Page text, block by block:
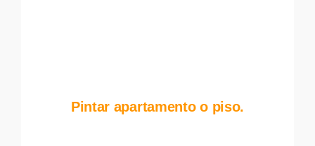
Pintar apartamento o piso.